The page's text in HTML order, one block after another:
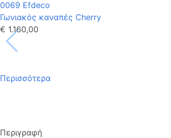
Γωνιακός καναπές Cherry
€ 1.160,00
Περισσότερα
Περιγραφή